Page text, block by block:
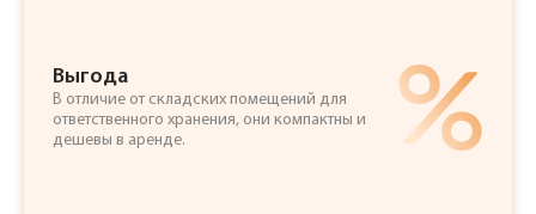
Выгода
В отличие от складских помещений для
ответственного хранения, они компактны и
дешевы в аренде.